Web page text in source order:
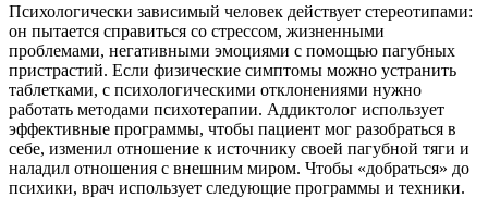
Психологически зависимый человек действует стереотипами:
он пытается справиться со стрессом, жизненными
проблемами, негативными эмоциями с помощью пагубных
пристрастий. Если физические симптомы можно устранить
таблетками, с психологическими отклонениями нужно
работать методами психотерапии. Аддиктолог использует
эффективные программы, чтобы пациент мог разобраться в
себе, изменил отношение к источнику своей пагубной тяги и
наладил отношения с внешним миром. Чтобы «добраться» до
психики, врач использует следующие программы и техники.